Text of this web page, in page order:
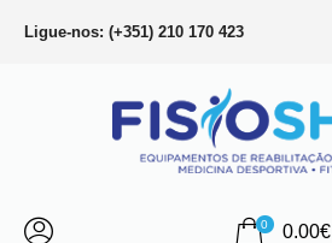
Ligue-nos: (+351) 210 170 423
0 0.00€